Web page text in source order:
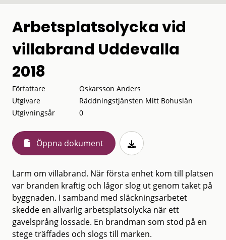
Arbetsplatsolycka vid
villabrand Uddevalla
2018
Författare
Oskarsson Anders
Utgivare
Räddningstjänsten Mitt Bohuslän
Utgivningsår
0
Öppna dokument
Larm om villabrand. När första enhet kom till platsen
var branden kraftig och lågor slog ut genom taket på
byggnaden. I samband med släckningsarbetet
skedde en allvarlig arbetsplatsolycka när ett
gavelsprång lossade. En brandman som stod på en
stege träffades och slogs till marken.